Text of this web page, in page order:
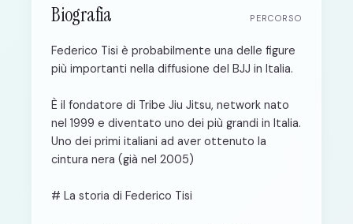
Biografia PERCORSO
Federico Tisi è probabilmente una delle figure
più importanti nella diffusione del BJJ in Italia.
È il fondatore di Tribe Jiu Jitsu, network nato
nel 1999 e diventato uno dei più grandi in Italia.
Uno dei primi italiani ad aver ottenuto la
cintura nera (già nel 2005)
# La storia di Federico Tisi